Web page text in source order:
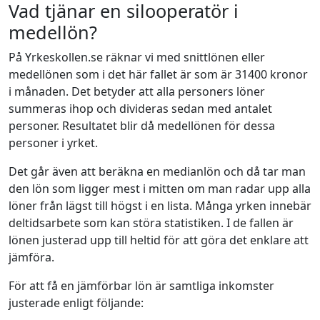
Vad tjänar en silooperatör i
medellön?
På Yrkeskollen.se räknar vi med snittlönen eller
medellönen som i det här fallet är som är 31400 kronor
i månaden. Det betyder att alla personers löner
summeras ihop och divideras sedan med antalet
personer. Resultatet blir då medellönen för dessa
personer i yrket.
Det går även att beräkna en medianlön och då tar man
den lön som ligger mest i mitten om man radar upp alla
löner från lägst till högst i en lista. Många yrken innebär
deltidsarbete som kan störa statistiken. I de fallen är
lönen justerad upp till heltid för att göra det enklare att
jämföra.
För att få en jämförbar lön är samtliga inkomster
justerade enligt följande: